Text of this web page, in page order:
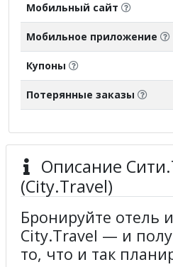
Мобильный сайт
Мобильное приложение
Купоны
Потерянные заказы
Описание
(City.Travel)
Бронируйте отель
City.Travel — и
то, что и так